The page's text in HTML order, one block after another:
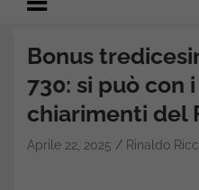
Bonus
730: si può con
chiarimenti del
Aprile 22, 2025 Rinaldo